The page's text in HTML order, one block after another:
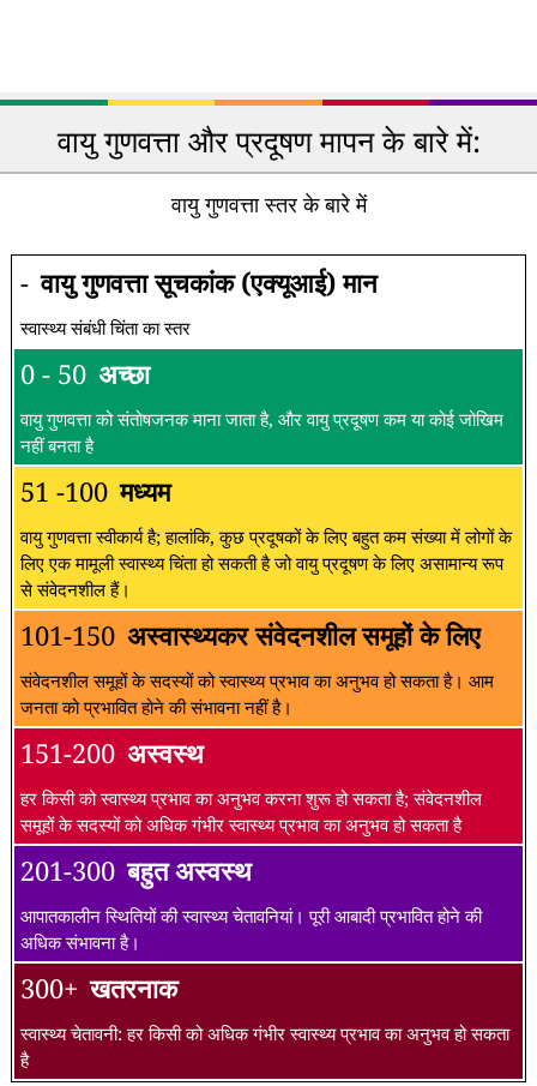
वायु गुणवत्ता और प्रदूषण मापन के बारे में:
वायु गुणवत्ता स्तर के बारे में
- वायु गुणवत्ता सूचकांक (एक्यूआई) मान
स्वास्थ्य संबंधी चिंता का स्तर
0 - 50 अच्छा
वायु गुणवत्ता को संतोषजनक माना जाता है, और वायु प्रदूषण कम या कोई जोखिम
नहीं बनता है
51 -100 मध्यम
वायु गुणवत्ता स्वीकार्य है; हालांकि, कुछ प्रदूषकों के लिए बहुत कम संख्या में लोगों के
लिए एक मामूली स्वास्थ्य चिंता हो सकती है जो वायु प्रदूषण के लिए असामान्य रूप
से संवेदनशील हैं।
101-150 अस्वास्थ्यकर संवेदनशील समूहों के लिए
संवेदनशील समूहों के सदस्यों को स्वास्थ्य प्रभाव का अनुभव हो सकता है। आम
जनता को प्रभावित होने की संभावना नहीं है।
151-200 अस्वस्थ
हर किसी को स्वास्थ्य प्रभाव का अनुभव करना शुरू हो सकता है; संवेदनशील
समूहों के सदस्यों को अधिक गंभीर स्वास्थ्य प्रभाव का अनुभव हो सकता है
201-300 बहुत अस्वस्थ
आपातकालीन स्थितियों की स्वास्थ्य चेतावनियां। पूरी आबादी प्रभावित होने की
अधिक संभावना है।
300+ खतरनाक
स्वास्थ्य चेतावनी: हर किसी को अधिक गंभीर स्वास्थ्य प्रभाव का अनुभव हो सकता
है